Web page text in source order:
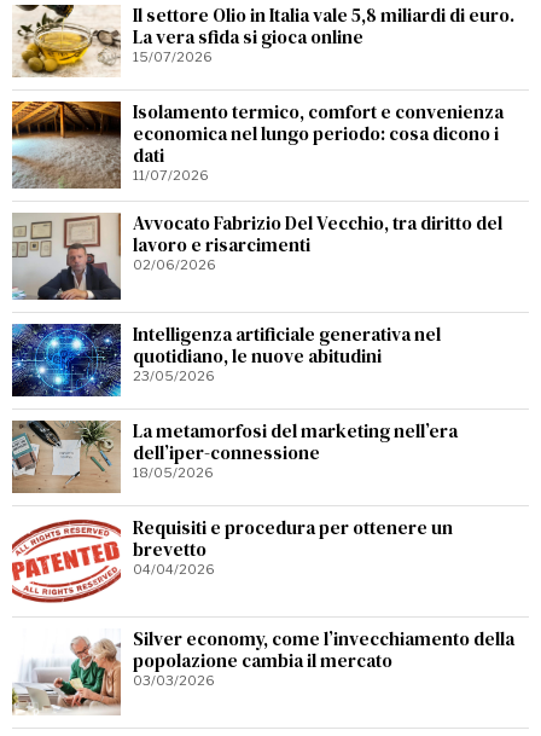
Il settore Olio in Italia vale 5,8 miliardi di euro.
La vera sfida si gioca online
15/07/2026
Isolamento termico, comfort e convenienza
economica nel lungo periodo: cosa dicono i
dati
11/07/2026
Avvocato Fabrizio Del Vecchio, tra diritto del
lavoro e risarcimenti
02/06/2026
Intelligenza artificiale generativa nel
quotidiano, le nuove abitudini
23/05/2026
La metamorfosi del marketing nell’era
dell’iper-connessione
18/05/2026
Requisiti e procedura per ottenere un
brevetto
04/04/2026
Silver economy, come l’invecchiamento della
popolazione cambia il mercato
03/03/2026